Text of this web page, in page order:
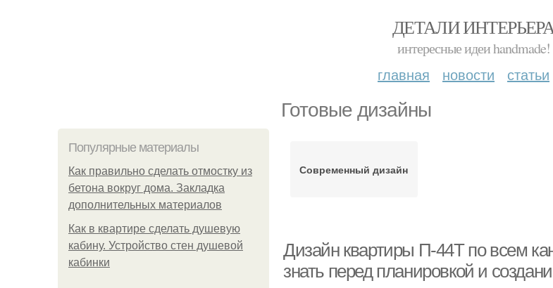
ДЕТАЛИ
интересные идеи handmade!
главная новости статьи
Готовые дизайны
Популярные материалы
Как правильно сделать отмостку из
бетона вокруг дома. Закладка
дополнительных материалов
Как в квартире сделать душевую
кабину. Устройство стен душевой
кабинки
Современный дизайн
Дизайн квартиры П-44Т по всем
знать перед планировкой и